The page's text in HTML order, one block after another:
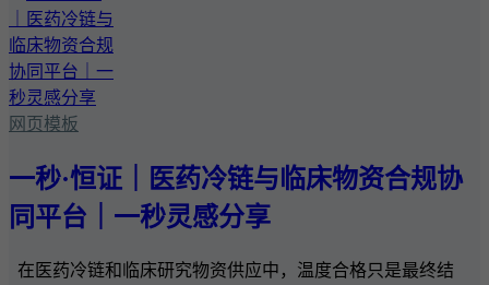
网页模板
一秒·恒证｜医药冷链与临床物资合规协
同平台｜一秒灵感分享
在医药冷链和临床研究物资供应中，温度合格只是最终结